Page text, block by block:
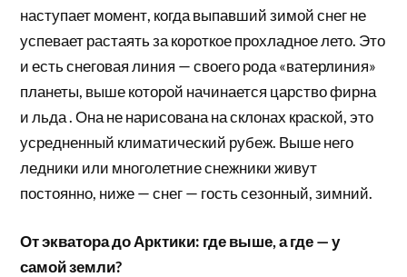
наступает момент, когда выпавший зимой снег не
успевает растаять за короткое прохладное лето. Это
и есть снеговая линия — своего рода «ватерлиния»
планеты, выше которой начинается царство фирна
и льда . Она не нарисована на склонах краской, это
усредненный климатический рубеж. Выше него
ледники или многолетние снежники живут
постоянно, ниже — снег — гость сезонный, зимний.
От экватора до Арктики: где выше, а где — у
самой земли?